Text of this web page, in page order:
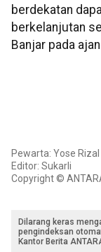
berdekatan
berkelanjutan
Banjar pada
Pewarta: Yose Rizal
Editor: Sukarli
Copyright ©
Dilarang keras
pengindeksan
Kantor Berita